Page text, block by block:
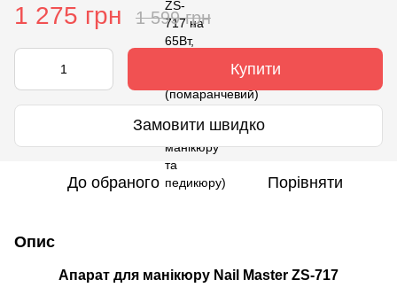
1 275 грн 1 599 грн
Купити
Замовити швидко
До обраного Порівняти
Опис
Апарат для манікюру Nail Master ZS-717